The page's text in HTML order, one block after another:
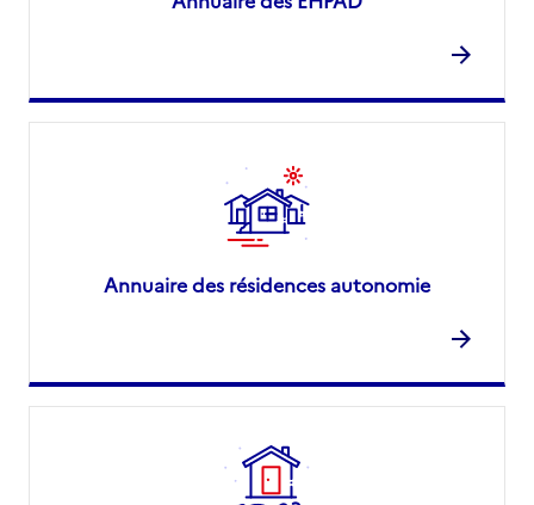
Annuaire des résidences autonomie